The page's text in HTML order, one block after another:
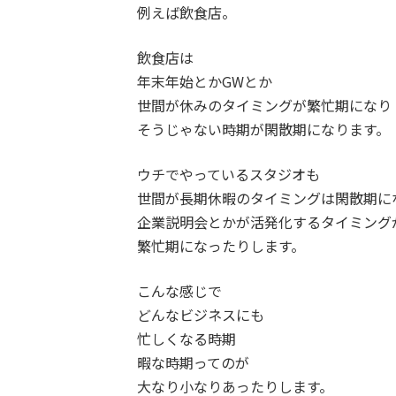
例えば飲食店。
飲食店は
年末年始とかGWとか
世間が休みのタイミングが繁忙期になり
そうじゃない時期が閑散期になります。
ウチでやっているスタジオも
世間が長期休暇のタイミングは閑散期
企業説明会とかが活発化するタイミング
繁忙期になったりします。
こんな感じで
どんなビジネスにも
忙しくなる時期
暇な時期ってのが
大なり小なりあったりします。